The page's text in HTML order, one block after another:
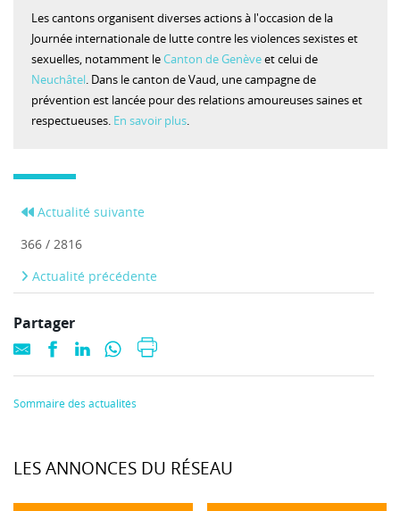
Les cantons organisent diverses actions à l'occasion de la
Journée internationale de lutte contre les violences sexistes et
sexuelles, notamment leCanton de Genèveet celui de
Neuchâtel. Dans le canton de Vaud, une campagne de
prévention est lancée pour des relations amoureuses saines et
respectueuses. En savoir plus.
Actualité suivante
366 / 2816
Actualité précédente
Partager
Sommaire des actualités
LES ANNONCES DU RÉSEAU